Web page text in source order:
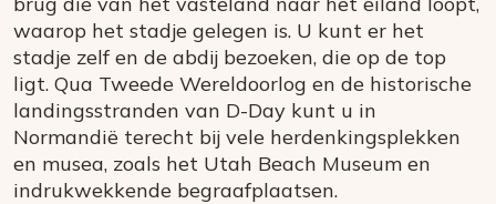
waarop het stadje gelegen is. U kunt er het
stadje zelf en de abdij bezoeken, die op de top
ligt. Qua Tweede Wereldoorlog en de historische
landingsstranden van D-Day kunt u in
Normandië terecht bij vele herdenkingsplekken
en musea, zoals het Utah Beach Museum en
indrukwekkende begraafplaatsen.